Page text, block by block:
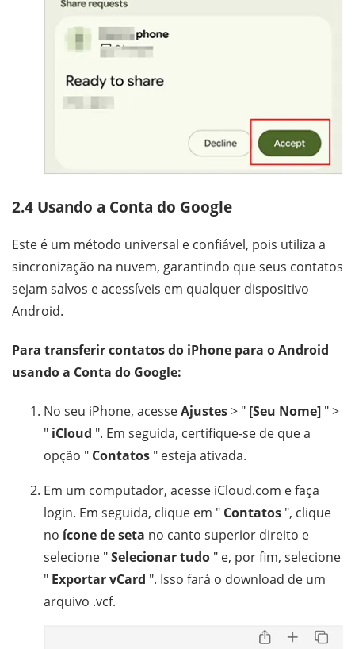
2.4 Usando a Conta do Google
Este é um método universal e confiável, pois utiliza a
sincronização na nuvem, garantindo que seus contatos
sejam salvos e acessíveis em qualquer dispositivo
Android.
Para transferir contatos do iPhone para o Android
usando a Conta do Google:
No seu iPhone, acesseAjustes> " [Seu Nome] " >
" iCloud ". Em seguida, certifique-se de que a
opção " Contatos " esteja ativada.
Em um computador, acesse iCloud.com e faça
login. Em seguida, clique em " Contatos ", clique
no ícone de seta no canto superior direito e
selecione "Selecionar tudo " e, por fim, selecione
" Exportar vCard ". Isso fará o download de um
arquivo .vcf.